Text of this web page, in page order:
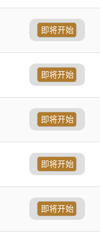
即将开始
即将开始
即将开始
即将开始
即将开始